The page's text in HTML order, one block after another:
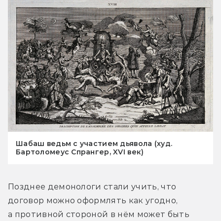
Шабаш ведьм с участием дьявола (худ.
Бартоломеус Спрангер, XVI век)
Позднее демонологи стали учить, что
договор можно оформлять как угодно,
а противной стороной в нём может быть